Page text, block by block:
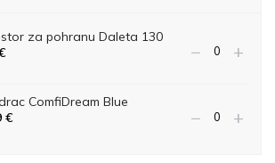
za pohranu Daleta 130
+
−
ComfiDream Blue
€ +
−